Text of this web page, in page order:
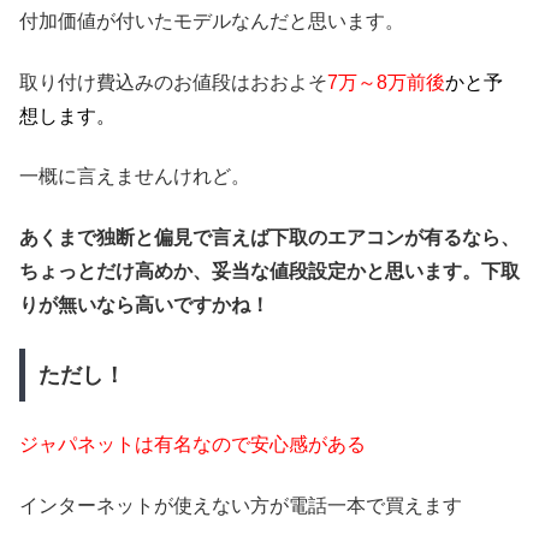
付加価値が付いたモデルなんだと思います。
取り付け費込みのお値段はおおよそ7万～8万前後かと予
想します。
一概に言えませんけれど。
あくまで独断と偏見で言えば下取のエアコンが有るなら、
ちょっとだけ高めか、妥当な値段設定かと思います。下取
りが無いなら高いですかね！
ただし！
ジャパネットは有名なので安心感がある
インターネットが使えない方が電話一本で買えます